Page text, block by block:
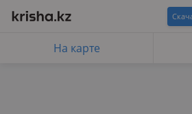
На карте